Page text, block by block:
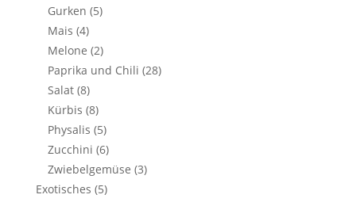
Gurken (5)
Mais (4)
Melone (2)
Paprika und Chili (28)
Salat (8)
Kürbis (8)
Physalis (5)
Zucchini (6)
Zwiebelgemüse (3)
Exotisches (5)